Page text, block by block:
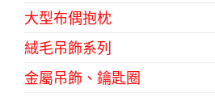
大型布偶抱枕
絨毛吊飾系列
金屬吊飾、鑰匙圈